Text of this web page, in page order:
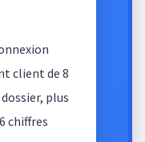
client de 8
plus
chiffres